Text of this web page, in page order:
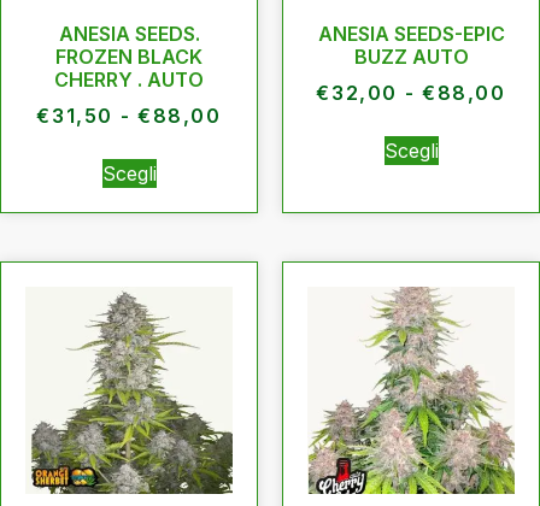
ANESIA SEEDS.
FROZEN BLACK
CHERRY . AUTO
€ 31,50 - € 88,00
Scegli
ANESIA SEEDS-EPIC
BUZZ AUTO
€ 32,00 - € 88,00
Scegli